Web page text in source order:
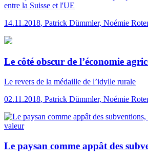
entre la Suisse et l'UE
14.11.2018, Patrick Dümmler, Noémie
Le côté obscur de l’économie
Le revers de la médaille de l’idylle rurale
02.11.2018, Patrick Dümmler, Noémie
Le paysan comme appât des